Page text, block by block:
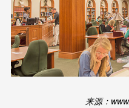
来源：